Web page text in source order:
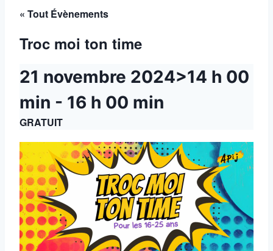
« Tout Évènements
Troc moi ton time
21 novembre 2024>14 h 00
min - 16 h 00 min
GRATUIT